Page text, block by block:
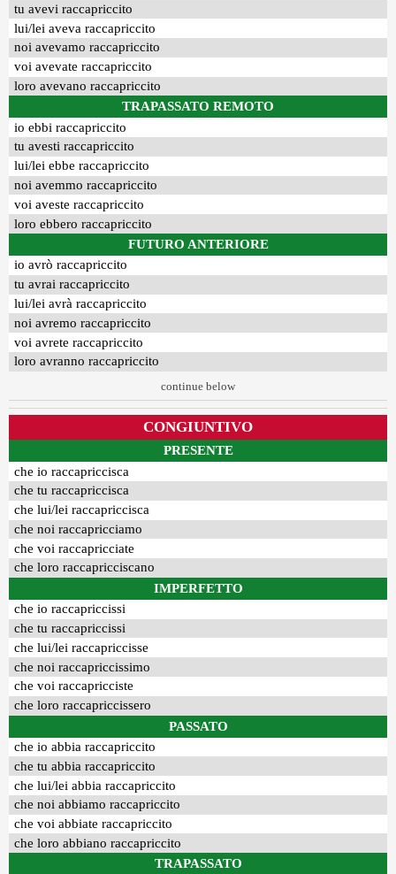
tu avevi raccapriccito
lui/lei aveva raccapriccito
noi avevamo raccapriccito
voi avevate raccapriccito
loro avevano raccapriccito
TRAPASSATO REMOTO
io ebbi raccapriccito
tu avesti raccapriccito
lui/lei ebbe raccapriccito
noi avemmo raccapriccito
voi aveste raccapriccito
loro ebbero raccapriccito
FUTURO ANTERIORE
io avrò raccapriccito
tu avrai raccapriccito
lui/lei avrà raccapriccito
noi avremo raccapriccito
voi avrete raccapriccito
loro avranno raccapriccito
continue below
CONGIUNTIVO
PRESENTE
che io raccapriccisca
che tu raccapriccisca
che lui/lei raccapriccisca
che noi raccapricciamo
che voi raccapricciate
che loro raccapricciscano
IMPERFETTO
che io raccapriccissi
che tu raccapriccissi
che lui/lei raccapriccisse
che noi raccapriccissimo
che voi raccapricciste
che loro raccapriccissero
PASSATO
che io abbia raccapriccito
che tu abbia raccapriccito
che lui/lei abbia raccapriccito
che noi abbiamo raccapriccito
che voi abbiate raccapriccito
che loro abbiano raccapriccito
TRAPASSATO